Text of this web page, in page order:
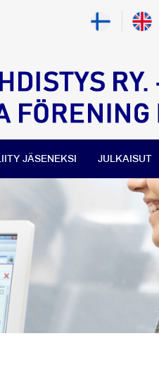
LIITY JÄSENEKSI JULKAISUT